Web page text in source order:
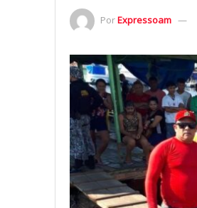
PorExpressoam